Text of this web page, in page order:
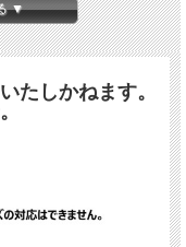
▼
たしかねます。